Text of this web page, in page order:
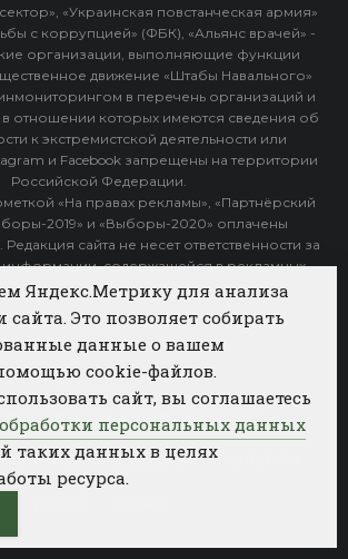
«Украинская повстанческая армия»
с коррупцией» (ФБК), «Альянс врачей» -
организации, выполняющие функции
движение «Штабы Навального»
в перечень организаций и
отношении которых имеются сведения об
к экстремистской деятельности или
и Facebook запрещены на территории
Российской Федерации.
«На правах рекламы», «Партнёрский
2019» и «Выборы-2020» оплачены
сайта не несет ответственности за
информации, содержащейся в рекламных
объявлениях.
АГЕНТСТВА БИЗНЕС НОВОСТЕЙ
ОБЩЕСТВО
Яндекс.Метрику для анализа
сайта. Это позволяет собирать
данные о вашем
cookie-файлов.
сайт, вы соглашаетесь
персональных данных
таких данных в целях
ресурса.